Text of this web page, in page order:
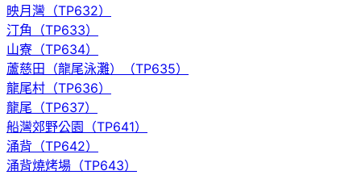
映月灣（TP632）
汀角（TP633）
山寮（TP634）
蘆慈田（龍尾泳灘）（TP635）
龍尾村（TP636）
龍尾（TP637）
船灣郊野公園（TP641）
涌背（TP642）
涌背燒烤場（TP643）